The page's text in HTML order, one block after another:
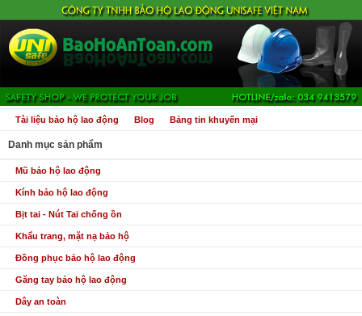
Tài liệu bảo hộ lao động Blog Bảng tin khuyến mại
Danh mục sản phẩm
Mũ bảo hộ lao động
Kính bảo hộ lao động
Bịt tai - Nút Tai chống ồn
Khẩu trang, mặt nạ bảo hộ
Đồng phục bảo hộ lao động
Găng tay bảo hộ lao động
Dây an toàn